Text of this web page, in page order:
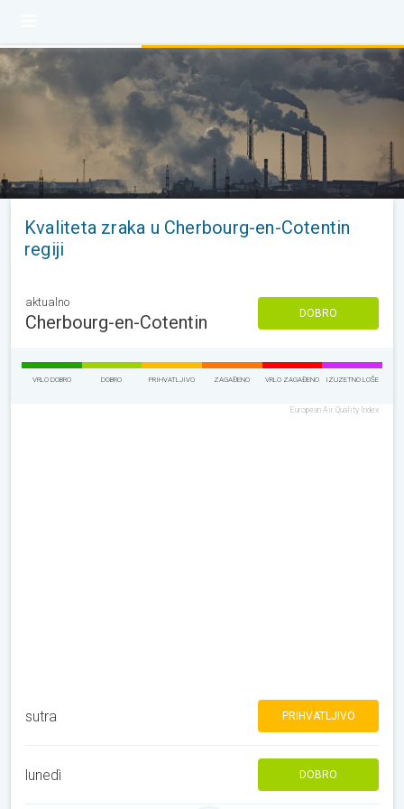
Kvaliteta zraka u Cherbourg-en-Cotentin
regiji
aktualno
Cherbourg-en-Cotentin DOBRO
VRLO DOBRO DOBRO PRIHVATLJIVO ZAGAĐENO VRLO ZAGAĐENO IZUZETNO LOŠE
European Air Quality Index
sutra PRIHVATLJIVO
lunedì DOBRO